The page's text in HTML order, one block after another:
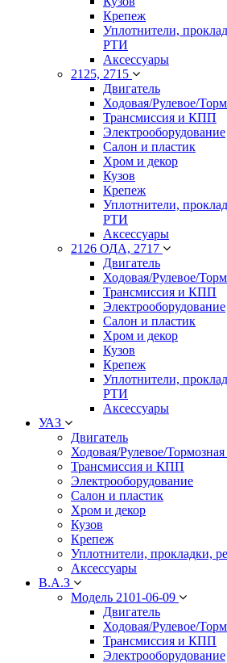
Крепеж
Уплотнители,
РТИ
Аксессуары
2125, 2715
Двигатель
Ходовая/Рулевое/
Трансмиссия и КПП
Электрооборудование
Салон и пластик
Хром и декор
Кузов
Крепеж
Уплотнители,
РТИ
Аксессуары
2126 ОДА, 2717
Двигатель
Ходовая/Рулевое/
Трансмиссия и КПП
Электрооборудование
Салон и пластик
Хром и декор
Кузов
Крепеж
Уплотнители,
РТИ
Аксессуары
УАЗ
Двигатель
Ходовая/Рулевое/Тормозная
Трансмиссия и КПП
Электрооборудование
Салон и пластик
Хром и декор
Кузов
Крепеж
Уплотнители, прокладки,
Аксессуары
В.А.З
Модель 2101-06-09
Двигатель
Ходовая/Рулевое/
Трансмиссия и КПП
Электрооборудование